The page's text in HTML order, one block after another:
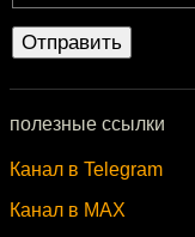
полезные ссылки
Канал в Telegram
Канал в MAX